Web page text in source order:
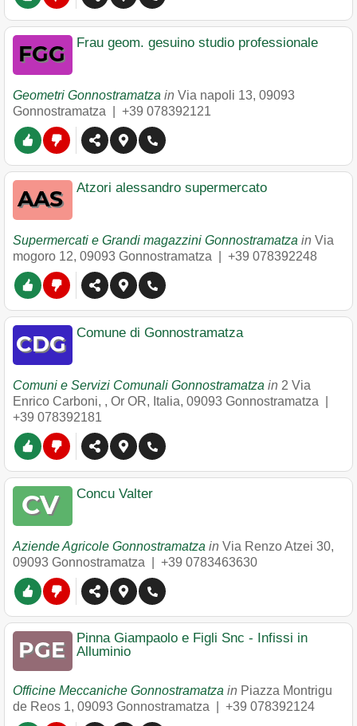
Frau geom. gesuino studio professionale
Geometri Gonnostramatza in Via napoli 13, 09093
Gonnostramatza
+39 078392121
Atzori alessandro supermercato
Supermercati e Grandi magazzini Gonnostramatza in Via
mogoro 12, 09093 Gonnostramatza +39 078392248
Comune di Gonnostramatza
Comuni e Servizi Comunali Gonnostramatza in 2 Via
Enrico Carboni, , Or OR, Italia, 09093 Gonnostramatza
+39 078392181
Concu Valter
Aziende Agricole Gonnostramatza in Via Renzo Atzei 30,
09093 Gonnostramatza +39 0783463630
Pinna Giampaolo e Figli Snc - Infissi in
Alluminio
Officine Meccaniche Gonnostramatza in Piazza Montrigu
de Reos 1, 09093 Gonnostramatza +39 078392124